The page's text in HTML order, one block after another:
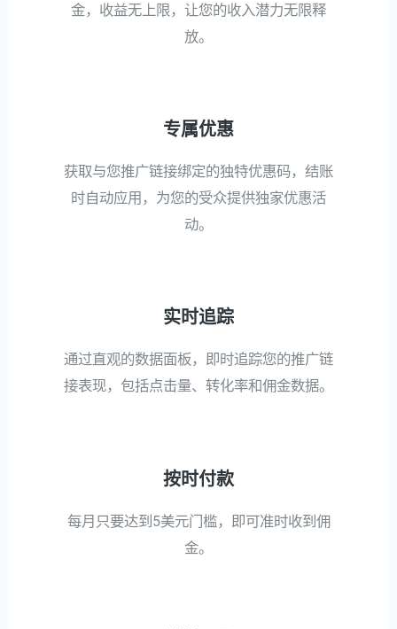
金，收益无上限，让您的收入潜力无限释
放。
专属优惠
获取与您推广链接绑定的独特优惠码，结账
时自动应用，为您的受众提供独家优惠活
动。
实时追踪
通过直观的数据面板，即时追踪您的推广链
接表现，包括点击量、转化率和佣金数据。
按时付款
每月只要达到5美元门槛，即可准时收到佣
金。